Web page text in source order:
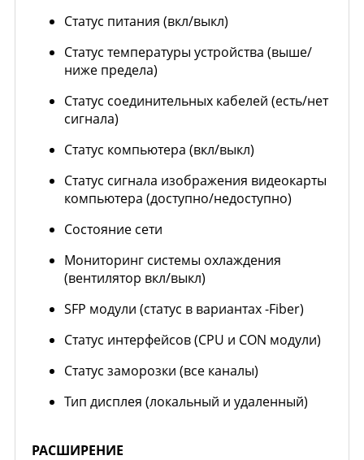
Статус питания (вкл/выкл)
Статус температуры устройства (выше/
ниже предела)
Статус соединительных кабелей (есть/нет
сигнала)
Статус компьютера (вкл/выкл)
Статус сигнала изображения видеокарты
компьютера (доступно/недоступно)
Состояние сети
Мониторинг системы охлаждения
(вентилятор вкл/выкл)
SFP модули (статус в вариантах -Fiber)
Статус интерфейсов (CPU и CON модули)
Статус заморозки (все каналы)
Тип дисплея (локальный и удаленный)
РАСШИРЕНИЕ